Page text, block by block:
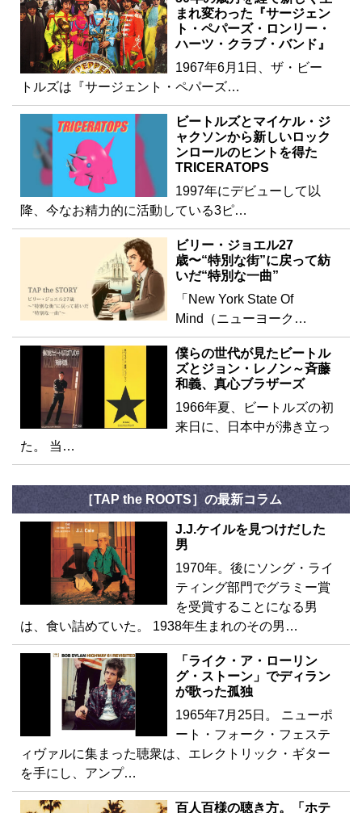
まれ変わった『サージェン
ト・ペパーズ・ロンリー・
ハーツ・クラブ・バンド』
1967年6月1日、ザ・ビー
トルズは『サージェント・ペパーズ…
ビートルズとマイケル・ジ
ャクソンから新しいロック
ンロールのヒントを得た
TRICERATOPS
1997年にデビューして以
降、今なお精力的に活動している3ピ…
ビリー・ジョエル27
歳〜“特別な街”に戻って紡
いだ“特別な一曲”
「New York State Of
Mind（ニューヨーク…
僕らの世代が見たビートル
ズとジョン・レノン～斉藤
和義、真心ブラザーズ
1966年夏、ビートルズの初
来日に、日本中が沸き立っ
た。 当…
［TAP the ROOTS］の最新コラム
J.J.ケイルを見つけだした
男
1970年。後にソング・ライ
ティング部門でグラミー賞
を受賞することになる男
は、食い詰めていた。 1938年生まれのその男…
「ライク・ア・ローリン
グ・ストーン」でディラン
が歌った孤独
1965年7月25日。 ニューポ
ート・フォーク・フェステ
ィヴァルに集まった聴衆は、エレクトリック・ギター
を手にし、アンプ…
百人百様の聴き方。「ホテ